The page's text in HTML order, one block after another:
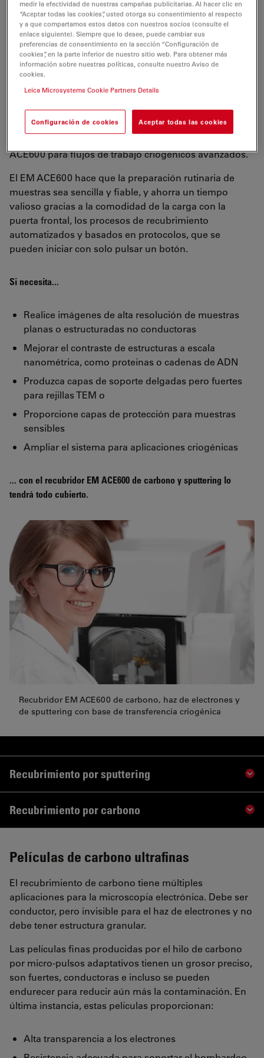
Sistema de recubrimiento de alto vacío
para una amplia gama de aplicaciones
Equipado con una cámara de proceso metálica
configurable, el recubrimiento por sputtering EM
gama de aplicaciones. Alcance sus objetivos de flujo
de trabajo y satisfaga las necesidades de su laboratorio
ejecutando hasta dos fuentes diferentes en un único
ACE600 para flujos de trabajo criogénicos avanzados.
El EM ACE600 hace que la preparación rutinaria de
muestras sea sencilla y fiable, y ahorra un tiempo
valioso gracias a la comodidad de la carga con la
puerta frontal, los procesos de recubrimiento
automatizados y basados en protocolos, que se
pueden iniciar con solo pulsar un botón.
Si necesita...
Realice imágenes de alta resolución de muestras
planas o estructuradas no conductoras
Mejorar el contraste de estructuras a escala
nanométrica, como proteínas o cadenas de ADN
Produzca capas de soporte delgadas pero fuertes
para rejillas TEM o
Proporcione capas de protección para muestras
sensibles
Ampliar el sistema para aplicaciones criogénicas
... con el recubridor EM ACE600 de carbono y sputtering lo
tendrá todo cubierto.
Recubridor EM ACE600 de carbono, haz de electrones y
de sputtering con base de transferencia criogénica
Recubrimiento por sputtering
Recubrimiento por carbono
Películas de carbono ultrafinas
El recubrimiento de carbono tiene múltiples
aplicaciones para la microscopía electrónica. Debe ser
conductor, pero invisible para el haz de electrones y no
debe tener estructura granular.
Las películas finas producidas por el hilo de carbono
por micro-pulsos adaptativos tienen un grosor preciso,
son fuertes, conductoras e incluso se pueden
endurecer para reducir aún más la contaminación. En
última instancia, estas películas proporcionan:
Alta transparencia a los electrones
medir la efectividad de nuestras campañas publicitarias. Al hacer clic en
“Aceptar todas las cookies”, usted otorga su consentimiento al respecto
y a que compartamos estos datos con nuestros socios (consulte el
enlace siguiente). Siempre que lo desee, puede cambiar sus
preferencias de consentimiento en la sección “Configuración de
cookies”, en la parte inferior de nuestro sitio web. Para obtener más
información sobre nuestras políticas, consulte nuestro Aviso de
cookies.
Leica Microsystems Cookie Partners Details
Configuración de cookies Aceptar todas las cookies